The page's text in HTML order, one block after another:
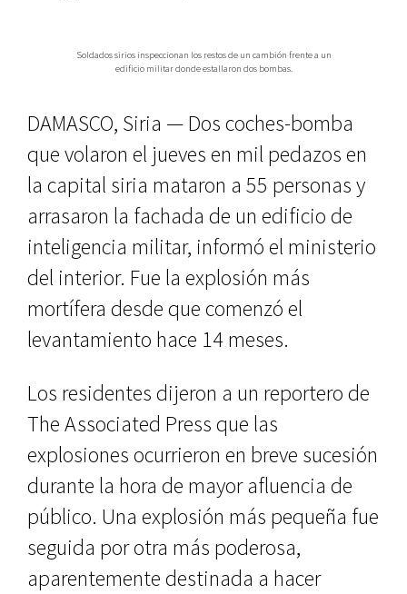
Soldados sirios inspeccionan los restos de un cambión frente a un
edificio militar donde estallaron dos bombas.
DAMASCO, Siria — Dos coches-bomba
que volaron el jueves en mil pedazos en
la capital siria mataron a 55 personas y
arrasaron la fachada de un edificio de
inteligencia militar, informó el ministerio
del interior. Fue la explosión más
mortífera desde que comenzó el
levantamiento hace 14 meses.
Los residentes dijeron a un reportero de
The Associated Press que las
explosiones ocurrieron en breve sucesión
durante la hora de mayor afluencia de
público. Una explosión más pequeña fue
seguida por otra más poderosa,
aparentemente destinada a hacer